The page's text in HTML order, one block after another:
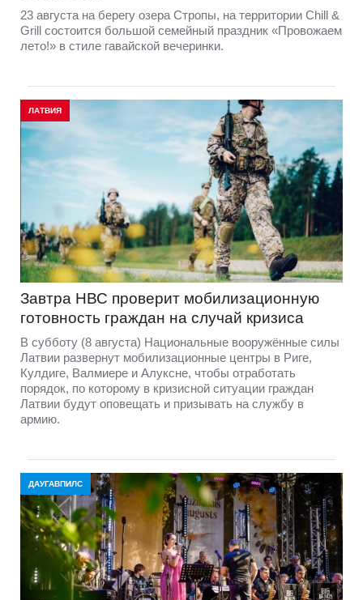
23 августа на берегу озера Стропы, на территории Chill &
Grill состоится большой семейный праздник «Провожаем
лето!» в стиле гавайской вечеринки.
ЛАТВИЯ
Завтра НВС проверит мобилизационную
готовность граждан на случай кризиса
В субботу (8 августа) Национальные вооружённые силы
Латвии развернут мобилизационные центры в Риге,
Кулдиге, Валмиере и Алуксне, чтобы отработать
порядок, по которому в кризисной ситуации граждан
Латвии будут оповещать и призывать на службу в
армию.
ДАУГАВПИЛС